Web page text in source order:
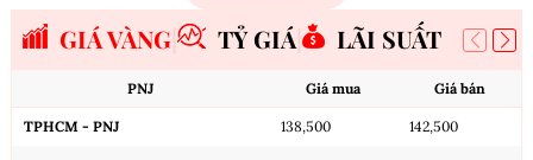
GIÁ VÀNG TỶ GIÁ LÃI SUẤT
PNJ Giá mua Giá bán
TPHCM - PNJ 138,500 142,500